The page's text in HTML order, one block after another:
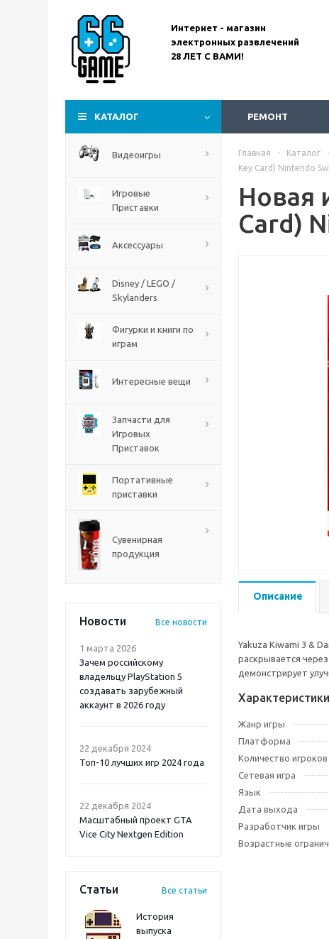
Интернет - магазин
электронных развлечений
28 ЛЕТ С ВАМИ!
КАТАЛОГ РЕМОНТ
Видеоигры
Игровые
Приставки
Аксессуары
Disney / LEGO /
Skylanders
Фигурки и книги по
играм
Интересные вещи
Запчасти для
Игровых
Приставок
Портативные
приставки
Сувенирная
продукция
Новости Все новости
1 марта 2026
Зачем российскому
владельцу PlayStation 5
создавать зарубежный
аккаунт в 2026 году
22 декабря 2024
Топ-10 лучших игр 2024 года
22 декабря 2024
Масштабный проект GTA
Vice City Nextgen Edition
Статьи Все статьи
История
выпуска
Assassin’s Creed
The Blood of Dawnwalker
Главная - Каталог -
Key Card) Nintendo
Новая
Card)
Описание
Yakuza Kiwami 3 &
раскрывается
демонстрирует
Характеристики
Жанр игры
Платформа
Количество игроков
Сетевая игра
Язык
Дата выхода
Разработчик игры
Возрастные